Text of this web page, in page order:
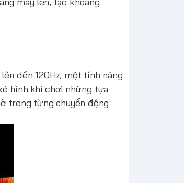
đến 120Hz, một tính năng
hình khi chơi những tựa
trong từng chuyển động